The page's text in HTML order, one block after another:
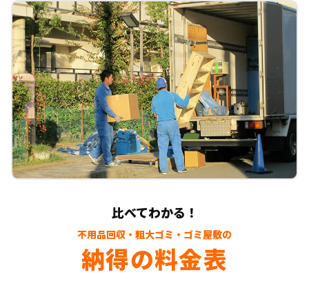
比べてわかる！
不用品回収・粗大ゴミ・ゴミ屋敷の
納得の料金表